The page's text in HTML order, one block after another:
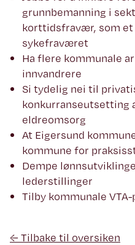
grunnbemanning i
korttidsfravær, som
sykefraværet
Ha flere kommunale
innvandrere
Si tydelig nei til
konkurranseutsetting
eldreomsorg
At Eigersund
kommune for
Dempe
lederstillinger
Tilby kommunale
← Tilbake til oversiken